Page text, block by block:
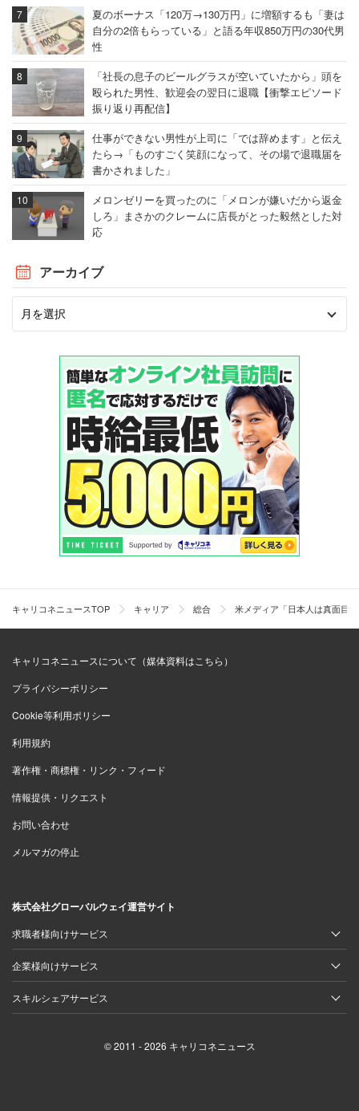
夏のボーナス「120万→130万円」に増額するも「妻は
自分の2倍もらっている」と語る年収850万円の30代男
性
「社長の息子のビールグラスが空いていたから」頭を
殴られた男性、歓迎会の翌日に退職【衝撃エピソード
振り返り再配信】
仕事ができない男性が上司に「では辞めます」と伝え
たら→「ものすごく笑顔になって、その場で退職届を
書かされました」
メロンゼリーを買ったのに「メロンが嫌いだから返金
しろ」まさかのクレームに店長がとった毅然とした対
応
アーカイブ
キャリコネニュースTOP キャリア 総合 米メディア「日本人は真面目
キャリコネニュースについて（媒体資料はこちら）
プライバシーポリシー
Cookie等利用ポリシー
利用規約
著作権・商標権・リンク・フィード
情報提供・リクエスト
お問い合わせ
メルマガの停止
株式会社グローバルウェイ運営サイト
求職者様向けサービス
企業様向けサービス
スキルシェアサービス
© 2011 - 2026 キャリコネニュース